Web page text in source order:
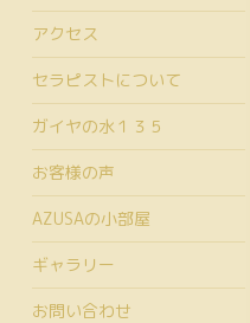
アクセス
セラピストについて
ガイヤの水１３５
お客様の声
AZUSAの小部屋
ギャラリー
お問い合わせ